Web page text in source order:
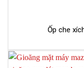
Ốp che